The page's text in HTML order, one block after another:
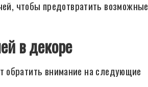
чтобы предотвратить возможные
в декоре
обратить внимание на следующие